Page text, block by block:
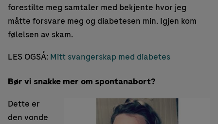
forestilte meg samtaler med bekjente hvor jeg
måtte forsvare meg og diabetesen min. Igjen kom
følelsen av skam.
LES OGSÅ: Mitt svangerskap med diabetes
Bør vi snakke mer om spontanabort?
Dette er
den vonde